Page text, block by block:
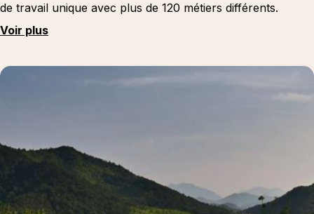
de travail unique avec plus de 120 métiers différents.
Voir plus